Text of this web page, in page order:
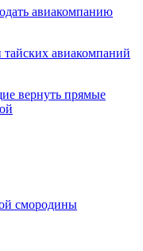
авиакомпанию
авиакомпаний
вернуть прямые
смородины